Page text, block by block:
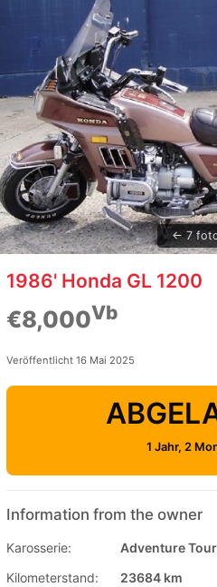
7
1986' Honda GL 1200
€8,000Vb
Veröffentlicht 16 Mai 2025
1 Jahr, 2
Information from the owner
Karosserie:
Adventure
Kilometerstand:
23684 km